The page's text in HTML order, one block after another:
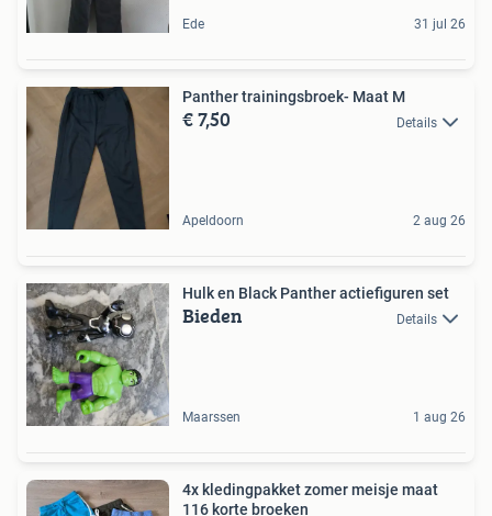
Ede 31 jul 26
Panther trainingsbroek- Maat M
€ 7,50 Details
Apeldoorn 2 aug 26
Hulk en Black Panther actiefiguren set
Bieden Details
Maarssen 1 aug 26
4x kledingpakket zomer meisje maat
116 korte broeken